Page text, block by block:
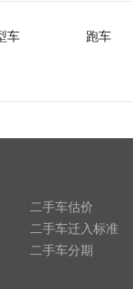
车 跑车
二手车估价
二手车迁入标准
二手车分期